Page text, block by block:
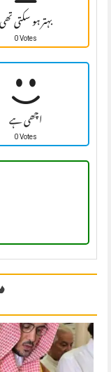
بہتر ہو سکتی تھی
0 Votes
اچھی ہے
0 Votes